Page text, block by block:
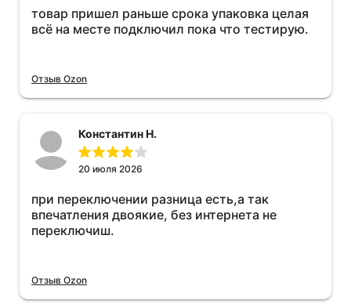
товар пришел раньше срока упаковка целая
всё на месте подключил пока что тестирую.
Отзыв Ozon
Константин Н.
20 июля 2026
при переключении разница есть,а так
впечатления двоякие, без интернета не
переключиш.
Отзыв Ozon